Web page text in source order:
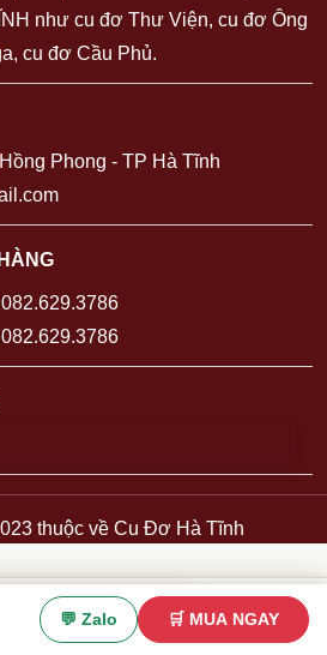
💬 Zalo 🛒 MUA NGAY
như cu đơ Thư Viện, cu đơ Ông
cu đơ Cầu Phủ.
Phong - TP Hà Tĩnh
thuộc về Cu Đơ Hà Tĩnh
Ngay 📞 💬